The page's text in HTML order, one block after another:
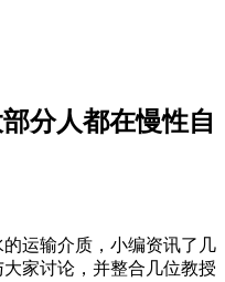
分人都在慢性自
运输介质，小编资讯了几
家讨论，并整合几位教授